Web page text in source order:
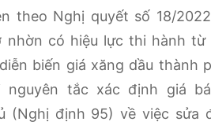
theo Nghị quyết số 18/
có hiệu lực thi hành từ
biến giá xăng dầu thành
tắc xác định giá
(Nghị định 95) về việc sửa